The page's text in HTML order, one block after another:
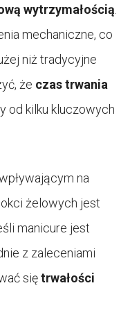
wytrzymałością
mechaniczne, co
niż tradycyjne
że czas trwania
od kilku kluczowych
na
żelowych jest
manicure jest
z zaleceniami
siętrwałości